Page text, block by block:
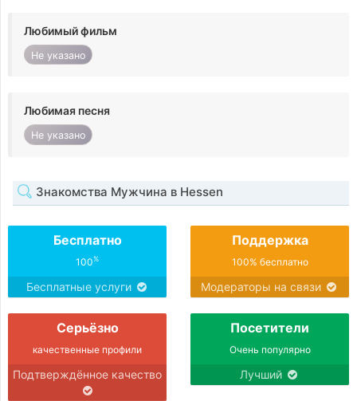
Любимый фильм
Не указано
Любимая песня
Не указано
Знакомства Мужчина в Hessen
Бесплатно
100%
Бесплатные услуги
Поддержка
100% бесплатно
Модераторы на связи
Серьёзно
качественные профили
Подтверждённое качество
Посетители
Очень популярно
Лучший